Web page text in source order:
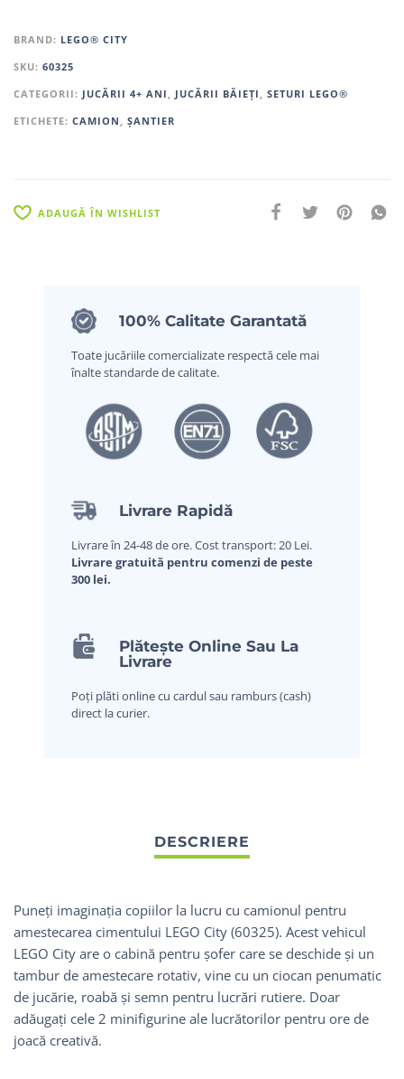
BRAND: LEGO® CITY
SKU: 60325
CATEGORII: JUCĂRII 4+ ANI JUCĂRII BĂIEȚI
SETURI LEGO®
ETICHETE: CAMION ȘANTIER
ADAUGĂ ÎN WISHLIST
100% Calitate Garantată
Toate jucăriile comercializate respectă cele mai
înalte standarde de calitate.
Livrare Rapidă
Livrare în 24-48 de ore. Cost transport: 20 Lei.
Livrare gratuită pentru comenzi de peste
300 lei.
Plătește Online Sau La
Livrare
Poți plăti online cu cardul sau ramburs (cash)
direct la curier.
Puneți imaginația copiilor la lucru cu camionul pentru
amestecarea cimentului LEGO City (60325). Acest vehicul
LEGO City are o cabină pentru șofer care se deschide și un
tambur de amestecare rotativ, vine cu un ciocan penumatic
de jucărie, roabă și semn pentru lucrări rutiere. Doar
adăugați cele 2 minifigurine ale lucrătorilor pentru ore de
joacă creativă.